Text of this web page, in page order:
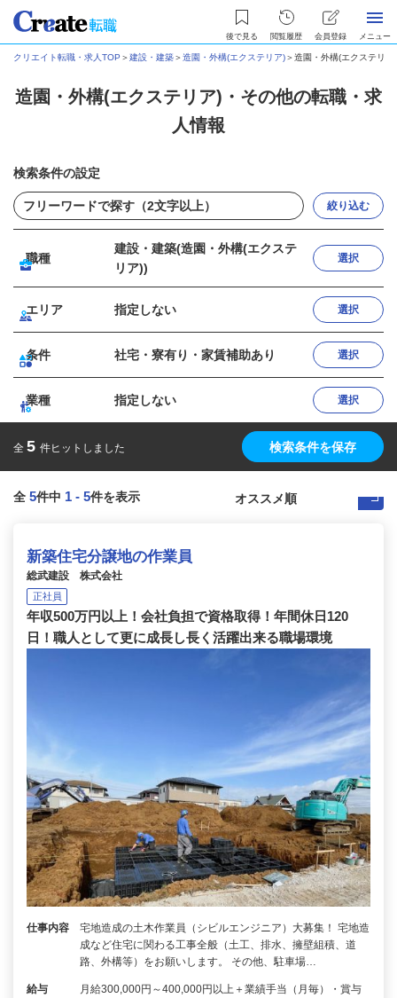
後で見る 閲覧履歴 会員登録 メニュー
クリエイト転職・求人TOP ＞建設・建築＞造園・外構(エクステリア)＞造園・外構(エクステリ
造園・外構(エクステリア)・その他の転職・求
人情報
検索条件の設定
絞り込む
職種
建設・建築(造園・外構(エクステ
リア))
選択
エリア 指定しない 選択
条件 社宅・寮有り・家賃補助あり 選択
業種 指定しない 選択
全 5 件ヒットしました 検索条件を保存
全 5件中 1 - 5件を表示
新築住宅分譲地の作業員
総武建設 株式会社
正社員
年収500万円以上！会社負担で資格取得！年間休日120
日！職人として更に成長し長く活躍出来る職場環境
仕事内容
宅地造成の土木作業員（シビルエンジニア）大募集！ 宅地造
成など住宅に関わる工事全般（土工、排水、擁壁組積、道
路、外構等）をお願いします。 その他、駐車場…
給与
月給300,000円～400,000円以上＋業績手当（月毎）・賞与